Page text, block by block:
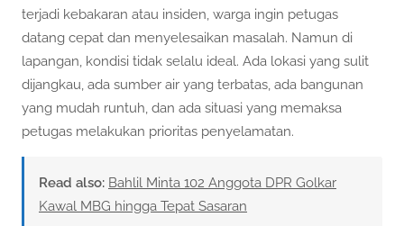
terjadi kebakaran atau insiden, warga ingin petugas
datang cepat dan menyelesaikan masalah. Namun di
lapangan, kondisi tidak selalu ideal. Ada lokasi yang sulit
dijangkau, ada sumber air yang terbatas, ada bangunan
yang mudah runtuh, dan ada situasi yang memaksa
petugas melakukan prioritas penyelamatan.
Read also: Bahlil Minta 102 Anggota DPR Golkar
Kawal MBG hingga Tepat Sasaran